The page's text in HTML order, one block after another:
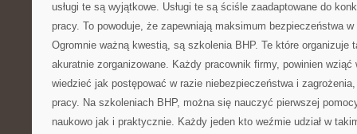
usługi te są wyjątkowe. Usługi te są ściśle zaadaptowane do
pracy. To powoduje, że zapewniają maksimum bezpieczeństwa
Ogromnie ważną kwestią, są szkolenia BHP. Te które organizuje
akuratnie zorganizowane. Każdy pracownik firmy, powinien
wiedzieć jak postępować w razie niebezpieczeństwa i
pracy. Na szkoleniach BHP, można się nauczyć pierwszej
naukowo jak i praktycznie. Każdy jeden kto weźmie udział w